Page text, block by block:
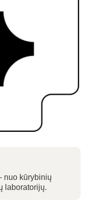
nuo kūrybinių
laboratorijų.